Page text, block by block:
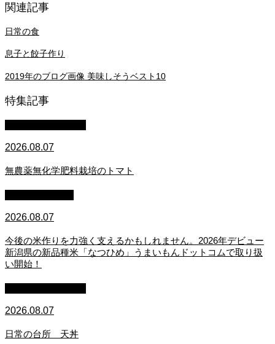
関連記事
日常の食
息子と餃子作り
2019年のブログ画像 美味しそうベスト10
特集記事
2026.08.07
無農薬無化学肥料栽培のトマト
2026.08.07
今後の米作りを力強く支えるかもしれません。2026年デビュー
新潟県の新品種米「なつひめ」うまいもんドットコムで取り扱
い開始！
2026.08.07
日常の台所 天丼